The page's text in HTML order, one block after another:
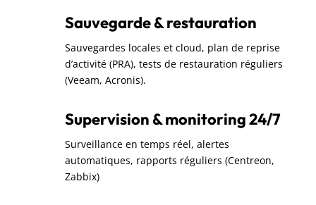
Sauvegarde & restauration
Sauvegardes locales et cloud, plan de reprise
d’activité (PRA), tests de restauration réguliers
(Veeam, Acronis).
Supervision & monitoring 24/7
Surveillance en temps réel, alertes
automatiques, rapports réguliers (Centreon,
Zabbix)